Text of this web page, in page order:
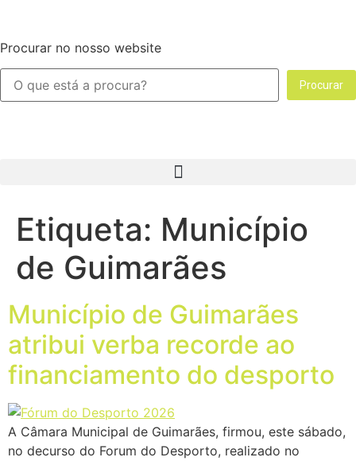
Procurar no nosso website
Procurar
Etiqueta: Município
de Guimarães
Município de Guimarães
atribui verba recorde ao
financiamento do desporto
A Câmara Municipal de Guimarães, firmou, este sábado,
no decurso do Forum do Desporto, realizado no